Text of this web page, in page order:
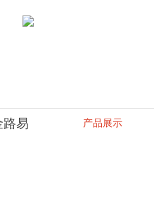
路易 产品展示